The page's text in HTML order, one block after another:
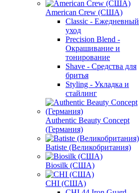
American Crew (США)
Classic - Ежедневный
уход
Precision Blend -
Окрашивание и
тонирование
Shave - Средства для
бритья
Styling - Укладка и
стайлинг
Authentic Beauty Concept
(Германия)
Batiste (Великобритания)
Biosilk (США)
CHI (США)